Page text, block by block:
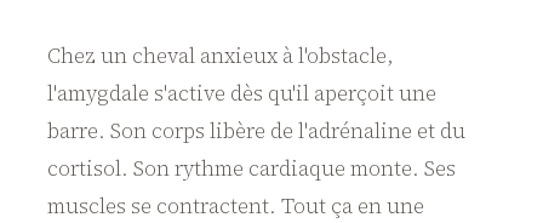
Chez un cheval anxieux à l'obstacle,
l'amygdale s'active dès qu'il aperçoit une
barre. Son corps libère de l'adrénaline et du
cortisol. Son rythme cardiaque monte. Ses
muscles se contractent. Tout ça en une